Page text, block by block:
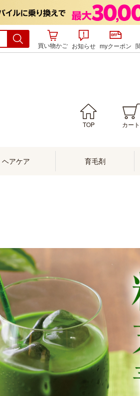
買い物かご
お知らせ myクーポン
TOP カート
ヘアケア 育毛剤